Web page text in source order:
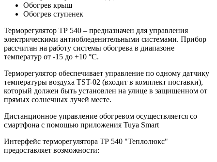
Обогрев крыш
Обогрев ступенек
Терморегулятор ТР 540 – предназначен для управления
электрическими антиобледенительными системами. Прибор
рассчитан на работу системы обогрева в диапазоне
температур от -15 до +10 °С.
Терморегулятор обеспечивает управление по одному датчику
температуры воздуха TST-02 (входит в комплект поставки),
который должен быть установлен на улице в защищенном от
прямых солнечных лучей месте.
Дистанционное управление обогревом осуществляется со
смартфона с помощью приложения Tuya Smart
Интерфейс терморегулятора ТР 540 "Теплолюкс"
предоставляет возможности: